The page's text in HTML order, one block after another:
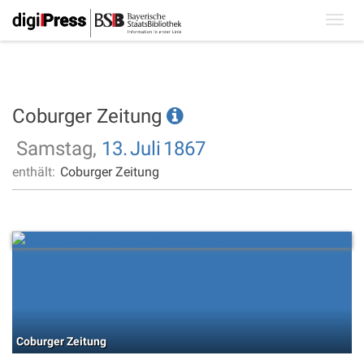
Coburger Zeitung
Samstag, 13.Juli 1867
enthält: Coburger Zeitung
Coburger Zeitung